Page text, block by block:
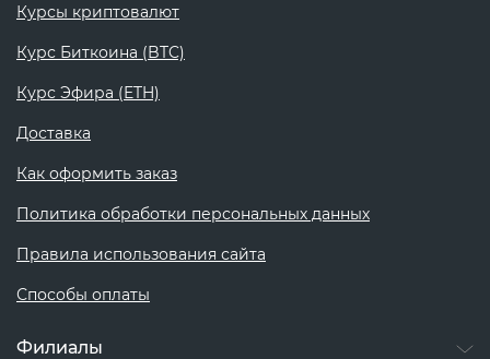
Курсы криптовалют
Курс Биткоина (BTC)
Курс Эфира (ETH)
Доставка
Как оформить заказ
Политика обработки персональных данных
Правила использования сайта
Способы оплаты
Филиалы